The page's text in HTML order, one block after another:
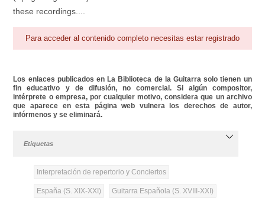
these recordings....
Para acceder al contenido completo necesitas estar registrado
Los enlaces publicados en La Biblioteca de la Guitarra solo tienen un
fin educativo y de difusión, no comercial. Si algún compositor,
intérprete o empresa, por cualquier motivo, considera que un archivo
que aparece en esta página web vulnera los derechos de autor,
infórmenos y se eliminará.
Etiquetas
Interpretación de repertorio y Conciertos
España (S. XIX-XXI) Guitarra Española (S. XVIII-XXI)